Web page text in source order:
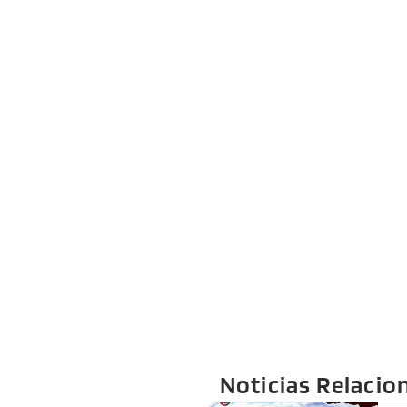
Noticias